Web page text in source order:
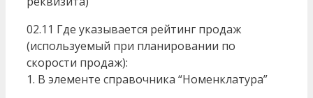
02.11 Где указывается рейтинг продаж
(используемый при планировании по
скорости продаж):
1. В элементе справочника “Номенклатура”